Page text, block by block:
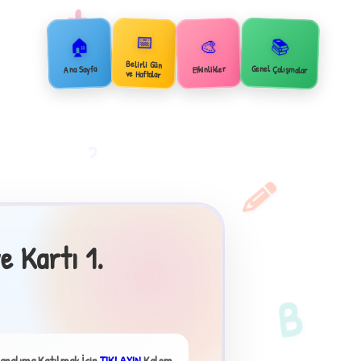
🏠
Ana Sayfa
📅
Belirli Gün
ve Haftalar
🎨
Etkinlikler
📚
Genel Çalışmalar
Kartı 1.
B
+